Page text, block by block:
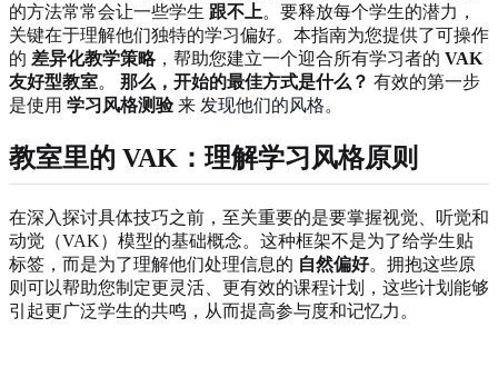
的方法常常会让一些学生 跟不上。要释放每个学生的潜力，
关键在于理解他们独特的学习偏好。本指南为您提供了可操作
的 差异化教学策略，帮助您建立一个迎合所有学习者的 VAK
友好型教室。 那么，开始的最佳方式是什么？ 有效的第一步
是使用 学习风格测验来 发现他们的风格。
教室里的 VAK ：理解学习风格原则
在深入探讨具体技巧之前，至关重要的是要掌握视觉、听觉和
动觉（VAK）模型的基础概念。这种框架不是为了给学生贴
标签，而是为了理解他们处理信息的 自然偏好。拥抱这些原
则可以帮助您制定更灵活、更有效的课程计划，这些计划能够
引起更广泛学生的共鸣，从而提高参与度和记忆力。